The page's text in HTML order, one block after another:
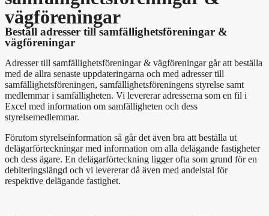
vägföreningar
Beställ adresser till samfällighetsföreningar &
vägföreningar
Adresser till samfällighetsföreningar & vägföreningar går att beställa
med de allra senaste uppdateringarna och med adresser till
samfällighetsföreningen, samfällighetsföreningens styrelse samt
medlemmar i samfälligheten. Vi levererar adresserna som en fil i
Excel med information om samfälligheten och dess
styrelsemedlemmar.
Förutom styrelseinformation så går det även bra att beställa ut
delägarförteckningar med information om alla delägande fastigheter
och dess ägare. En delägarförteckning ligger ofta som grund för en
debiteringslängd och vi levererar då även med andelstal för
respektive delägande fastighet.